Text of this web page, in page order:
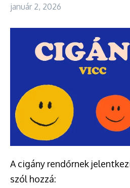
január 2, 2026
A cigány rendőrnek
szól hozzá: